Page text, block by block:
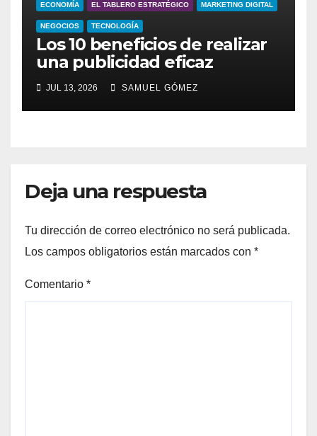
ECONOMÍA EL TABLERO ESTRATÉGICO MARKETING DIGITAL
NEGOCIOS TECNOLOGÍA
Los 10 beneficios de realizar
una publicidad eficaz
JUL 13, 2026 SAMUEL GÓMEZ
Deja una respuesta
Tu dirección de correo electrónico no será publicada.
Los campos obligatorios están marcados con *
Comentario *